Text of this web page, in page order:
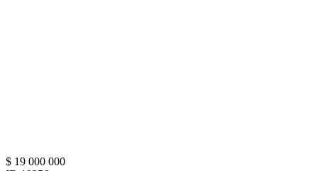
$ 19 000 000